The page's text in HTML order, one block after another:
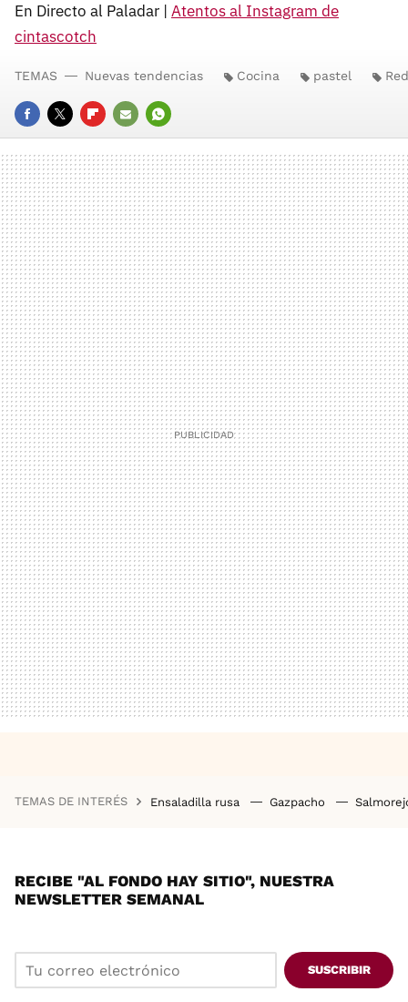
En Directo al Paladar | Atentos al Instagram de
cintascotch
FACEBOOK
TWITTERFLIPBOARD
E-
MAIL
WHATSAPP
TEMAS Nuevas tendencias Cocina pastel
TEMAS DE INTERÉS Ensaladilla rusa Gazpacho
RECIBE "AL FONDO HAY SITIO", NUESTRA
NEWSLETTER SEMANAL
SUSCRIBIR